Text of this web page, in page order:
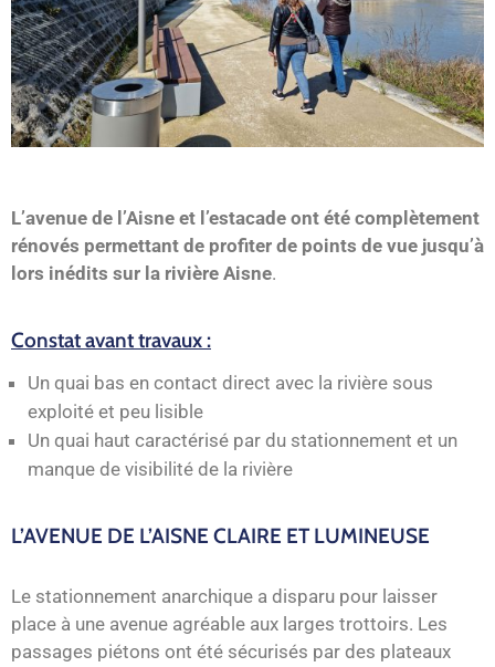
L’avenue de l’Aisne et l’estacade ont été complètement
rénovés permettant de profiter de points de vue jusqu’à
lors inédits sur la rivière Aisne.
Constat avant travaux :
Un quai bas en contact direct avec la rivière sous
exploité et peu lisible
Un quai haut caractérisé par du stationnement et un
manque de visibilité de la rivière
L’AVENUE DE L’AISNE CLAIRE ET LUMINEUSE
Le stationnement anarchique a disparu pour laisser
place à une avenue agréable aux larges trottoirs. Les
passages piétons ont été sécurisés par des plateaux